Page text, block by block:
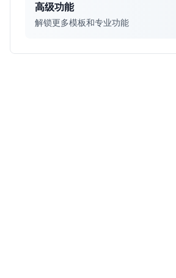
高级功能
解锁更多模板和专业功能